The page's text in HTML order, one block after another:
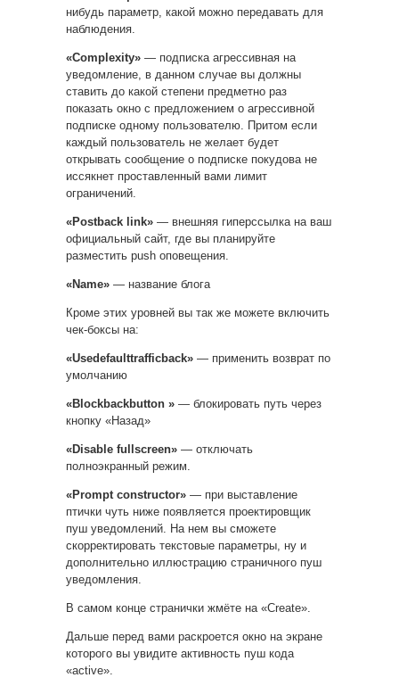
нибудь параметр, какой можно передавать для
наблюдения.
«Complexity» — подписка агрессивная на
уведомление, в данном случае вы должны
ставить до какой степени предметно раз
показать окно с предложением о агрессивной
подписке одному пользователю. Притом если
каждый пользователь не желает будет
открывать сообщение о подписке покудова не
иссякнет проставленный вами лимит
ограничений.
«Postback link» — внешняя гиперссылка на ваш
официальный сайт, где вы планируйте
разместить push оповещения.
«Name» — название блога
Кроме этих уровней вы так же можете включить
чек-боксы на:
«Usedefaulttrafficback» — применить возврат по
умолчанию
«Blockbackbutton » — блокировать путь через
кнопку «Назад»
«Disable fullscreen» — отключать
полноэкранный режим.
«Prompt constructor» — при выставление
птички чуть ниже появляется проектировщик
пуш уведомлений. На нем вы сможете
скорректировать текстовые параметры, ну и
дополнительно иллюстрацию страничного пуш
уведомления.
В самом конце странички жмёте на «Create».
Дальше перед вами раскроется окно на экране
которого вы увидите активность пуш кода
«active».